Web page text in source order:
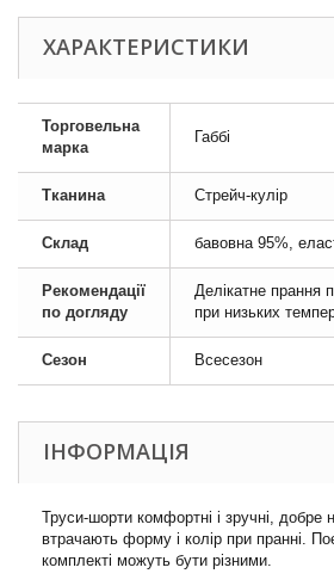
ХАРАКТЕРИСТИКИ
Торговельна
марка
Габбі
Тканина Стрейч-кулір
Склад бавовна 95%,
Рекомендації
по догляду
Делікатне прання
при низьких
Сезон Всесезон
ІНФОРМАЦІЯ
Труси-шорти комфортні і зручні, добре
втрачають форму і колір при пранні.
комплекті можуть бути різними.